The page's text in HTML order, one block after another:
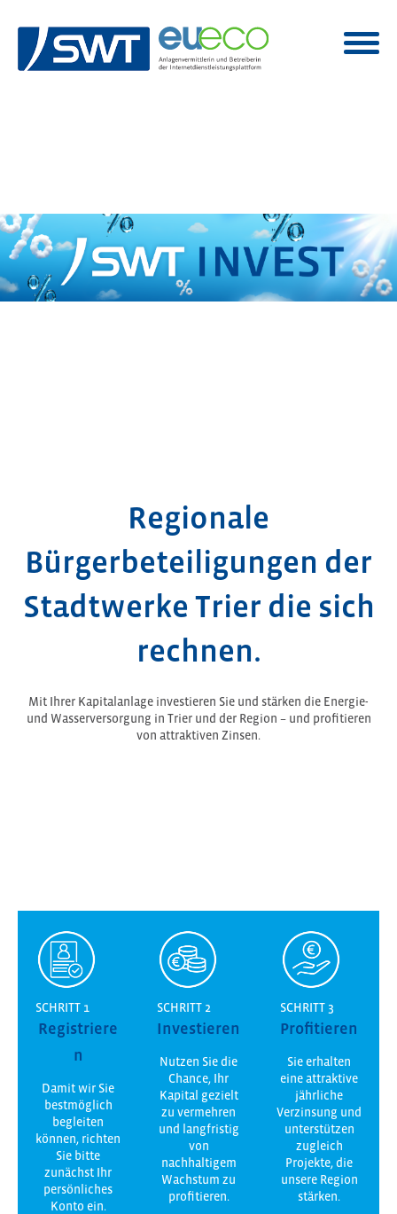
Regionale
Bürgerbeteiligungen der
Stadtwerke Trier die sich
rechnen.
Mit Ihrer Kapitalanlage investieren Sie und stärken die Energie-
und Wasserversorgung in Trier und der Region – und profitieren
von attraktiven Zinsen.
SCHRITT 1
Registriere
n
Damit wir Sie
bestmöglich
begleiten
können, richten
Sie bitte
zunächst Ihr
persönliches
Konto ein.
SCHRITT 2
Investieren
Nutzen Sie die
Chance, Ihr
Kapital gezielt
zu vermehren
und langfristig
von
nachhaltigem
Wachstum zu
profitieren.
SCHRITT 3
Profitieren
Sie erhalten
eine attraktive
jährliche
Verzinsung und
unterstützen
zugleich
Projekte, die
unsere Region
stärken.